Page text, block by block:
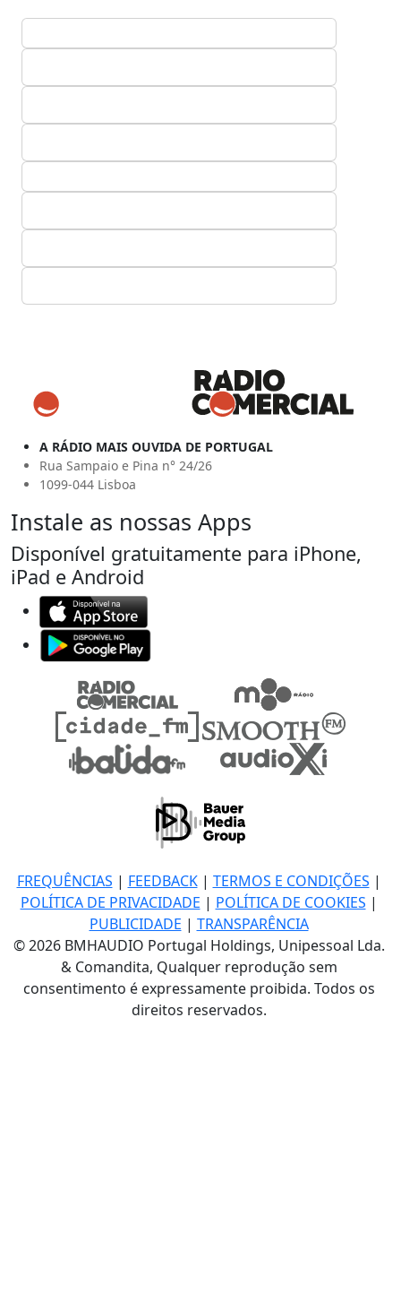
A RÁDIO MAIS OUVIDA DE PORTUGAL
Rua Sampaio e Pina n° 24/26
1099-044 Lisboa
Instale as nossas Apps
Disponível gratuitamente para iPhone,
iPad e Android
FREQUÊNCIAS | FEEDBACK| TERMOS E CONDIÇÕES |
POLÍTICA DE PRIVACIDADE | POLÍTICA DE COOKIES |
PUBLICIDADE | TRANSPARÊNCIA
© 2026 BMHAUDIO Portugal Holdings, Unipessoal Lda.
& Comandita, Qualquer reprodução sem
consentimento é expressamente proibida. Todos os
direitos reservados.